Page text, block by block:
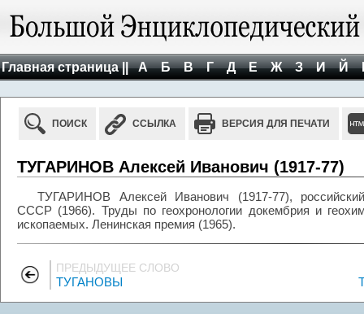
Главная страница || А Б В Г Д Е Ж З И Й
ПОИСК ССЫЛКА ВЕРСИЯ ДЛЯ ПЕЧАТИ
ТУГАРИНОВ Алексей Иванович (1917-77)
ТУГАРИНОВ Алексей Иванович (1917-77),
СССР (1966). Труды по геохронологии докембрия и
ископаемых. Ленинская премия (1965).
ПРЕДЫДУЩЕЕ СЛОВО
ТУГАНОВЫ